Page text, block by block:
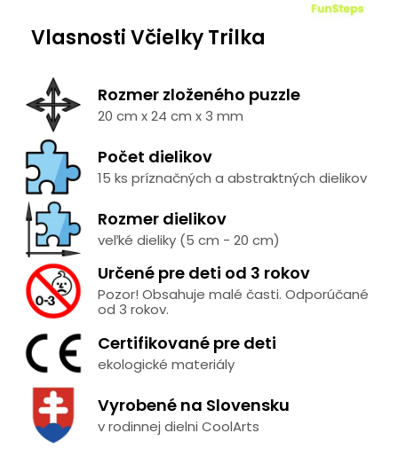
Vlasnosti Včielky Trilka
Rozmer zloženého puzzle
20 cm x 24 cm x 3 mm
Počet dielikov
15 ks príznačných a abstraktných dielikov
Rozmer dielikov
veľké dieliky (5 cm - 20 cm)
Určené pre deti od 3 rokov
Pozor! Obsahuje malé časti. Odporúčané
od 3 rokov.
Certifikované pre deti
ekologické materiály
Vyrobené na Slovensku
v rodinnej dielni CoolArts